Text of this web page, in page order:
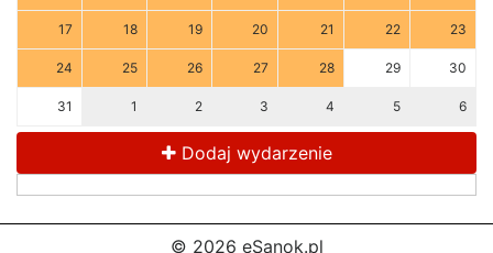
17 18 19 20 21 22 23
24 25 26 27 28 29 30
31 1 2 3 4 5 6
Dodaj wydarzenie
© 2026 eSanok.pl